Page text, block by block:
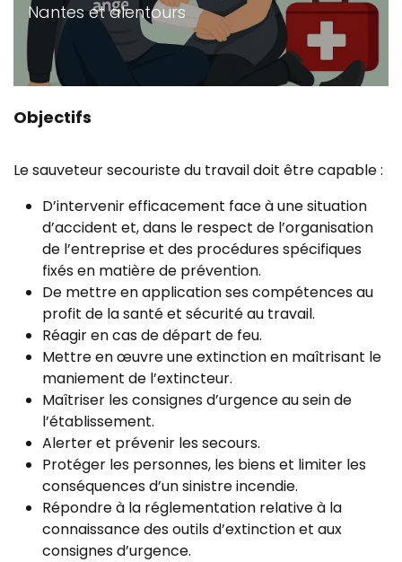
Nantes et alentours
Objectifs
Le sauveteur secouriste du travail doit être capable :
D’intervenir efficacement face à une situation
d’accident et, dans le respect de l’organisation
de l’entreprise et des procédures spécifiques
fixés en matière de prévention.
De mettre en application ses compétences au
profit de la santé et sécurité au travail.
Réagir en cas de départ de feu.
Mettre en œuvre une extinction en maîtrisant le
maniement de l’extincteur.
Maîtriser les consignes d’urgence au sein de
l’établissement.
Alerter et prévenir les secours.
Protéger les personnes, les biens et limiter les
conséquences d’un sinistre incendie.
Répondre à la réglementation relative à la
connaissance des outils d’extinction et aux
consignes d’urgence.